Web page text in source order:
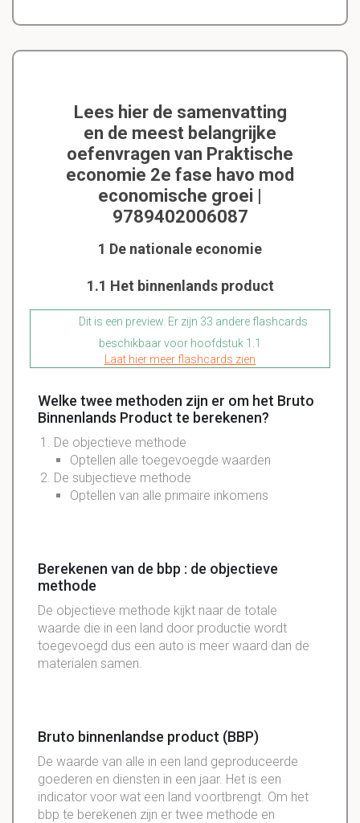
Lees hier de samenvatting
en de meest belangrijke
oefenvragen van Praktische
economie 2e fase havo mod
economische groei |
9789402006087
1 De nationale economie
1.1 Het binnenlands product
Dit is een preview. Er zijn 33 andere flashcards
beschikbaar voor hoofdstuk 1.1
Laat hier meer flashcards zien
Welke twee methoden zijn er om het Bruto
Binnenlands Product te berekenen?
De objectieve methode
Optellen alle toegevoegde waarden
De subjectieve methode
Optellen van alle primaire inkomens
Berekenen van de bbp : de objectieve
methode
De objectieve methode kijkt naar de totale
waarde die in een land door productie wordt
toegevoegd dus een auto is meer waard dan de
materialen samen.
Bruto binnenlandse product (BBP)
De waarde van alle in een land geproduceerde
goederen en diensten in een jaar. Het is een
indicator voor wat een land voortbrengt. Om het
bbp te berekenen zijn er twee methode en